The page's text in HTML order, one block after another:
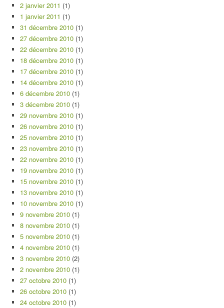
2 janvier 2011 (1)
1 janvier 2011 (1)
31 décembre 2010 (1)
27 décembre 2010 (1)
22 décembre 2010 (1)
18 décembre 2010 (1)
17 décembre 2010 (1)
14 décembre 2010 (1)
6 décembre 2010 (1)
3 décembre 2010 (1)
29 novembre 2010 (1)
26 novembre 2010 (1)
25 novembre 2010 (1)
23 novembre 2010 (1)
22 novembre 2010 (1)
19 novembre 2010 (1)
15 novembre 2010 (1)
13 novembre 2010 (1)
10 novembre 2010 (1)
9 novembre 2010 (1)
8 novembre 2010 (1)
5 novembre 2010 (1)
4 novembre 2010 (1)
3 novembre 2010 (2)
2 novembre 2010 (1)
27 octobre 2010 (1)
26 octobre 2010 (1)
24 octobre 2010 (1)